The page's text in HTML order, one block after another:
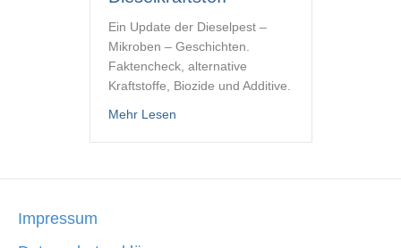
Ein Update der Dieselpest –
Mikroben – Geschichten.
Faktencheck, alternative
Kraftstoffe, Biozide und Additive.
Mehr Lesenabout Leben in Dieselkraftstoff
Impressum